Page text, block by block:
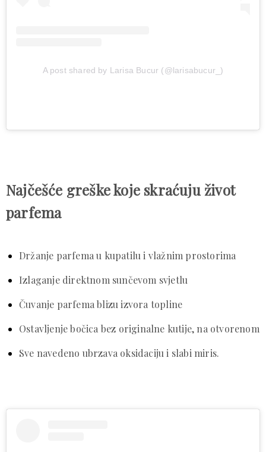
A post shared by Larisa Bucur (@larisabucur_)
Najčešće greške koje skraćuju život
parfema
Držanje parfema u kupatilu i vlažnim prostorima
Izlaganje direktnom sunčevom svjetlu
Čuvanje parfema blizu izvora topline
Ostavljenje bočica bez originalne kutije, na otvorenom
Sve navedeno ubrzava oksidaciju i slabi miris.